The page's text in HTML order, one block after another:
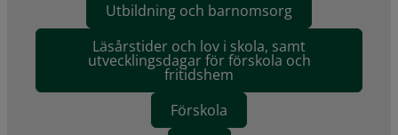
Utbildning och barnomsorg
Läsårstider och lov i skola, samt
utvecklingsdagar för förskola och
fritidshem
Förskola